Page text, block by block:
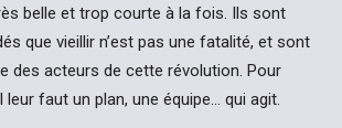
belle et trop courte à la fois. Ils sont
que vieillir n’est pas une fatalité, et sont
des acteurs de cette révolution. Pour
leur faut un plan, une équipe… qui agit.